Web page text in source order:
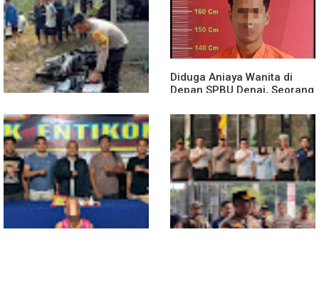
Diduga Jadi Korban
Penyebaran Foto Pribadi
dan Dicemarkan di TikTok,
AF Lapor ke Polda Sumut
Polsek Entikong Gelar Apel
Siaga Karhutla 2026, Sinergi
Lintas Sektor Cegah
Kebakaran Hutan dan Lahan
Truk Kontainer Oleng Tabrak
Vario, Warga Kapuas
Meninggal di Dusun Mak
Tampong
Diduga Aniaya Wanita di
Depan SPBU Denai, Seorang
Medan Area